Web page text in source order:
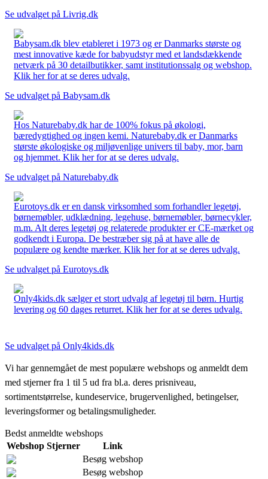
Se udvalget på Livrig.dk
Babysam.dk blev etableret i 1973 og er Danmarks største og
mest innovative kæde for babyudstyr med et landsdækkende
netværk på 30 detailbutikker, samt institutionssalg og webshop.
Klik her for at se deres udvalg.
Se udvalget på Babysam.dk
Hos Naturebaby.dk har de 100% fokus på økologi,
bæredygtighed og ingen kemi. Naturebaby.dk er Danmarks
største økologiske og miljøvenlige univers til baby, mor, barn
og hjemmet. Klik her for at se deres udvalg.
Se udvalget på Naturebaby.dk
Eurotoys.dk er en dansk virksomhed som forhandler legetøj,
børnemøbler, udklædning, legehuse, børnemøbler, børnecykler,
m.m. Alt deres legetøj og relaterede produkter er CE-mærket og
godkendt i Europa. De bestræber sig på at have alle de
populære og kendte mærker. Klik her for at se deres udvalg.
Se udvalget på Eurotoys.dk
Only4kids.dk sælger et stort udvalg af legetøj til børn. Hurtig
levering og 60 dages returret. Klik her for at se deres udvalg.
Se udvalget på Only4kids.dk
Vi har gennemgået de mest populære webshops og anmeldt dem
med stjerner fra 1 til 5 ud fra bl.a. deres prisniveau,
sortimentstørrelse, kundeservice, brugervenlighed, betingelser,
leveringsformer og betalingsmuligheder.
Bedst anmeldte webshops
Webshop Stjerner
Link
Besøg webshop
Besøg webshop